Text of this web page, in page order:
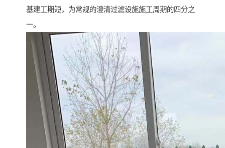
基建工期短，为常规的澄清过滤设施施工周期的四分之
一。